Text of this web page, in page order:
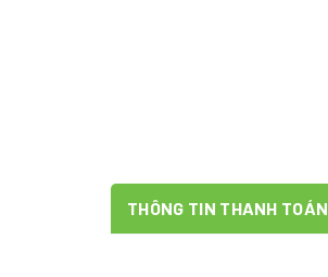
THÔNG TIN THANH TOÁN